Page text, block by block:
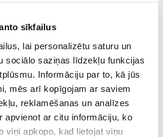
sīkfailus
lai personalizētu saturu un
sociālo saziņas līdzekļu funkcijas
Informāciju par to, kā jūs
mēs arī kopīgojam ar saviem
reklamēšanas un analīzes
apvienot ar citu informāciju, ko
viņi apkopo, kad lietojat viņu